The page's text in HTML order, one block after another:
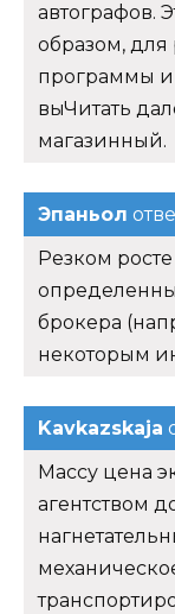
автографов.
образом,
программы и
выЧитать
магазинный.
Эпаньол
Резком
брокера
некоторым
Kavkazskaja
Массу цена
агентством